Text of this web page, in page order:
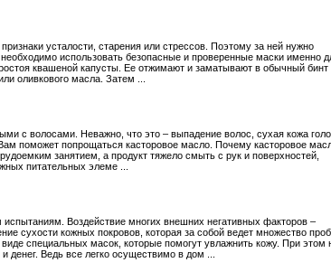
усталости, старения или стрессов. Поэтому за ней нужно
использовать безопасные и проверенные маски именно
квашеной капусты. Ее отжимают и заматывают в обычный бинт
оливкового масла. Затем ...
с волосами. Неважно, что это – выпадение волос, сухая кожа
поможет попрощаться касторовое масло. Почему касторовое
занятием, а продукт тяжело смыть с рук и поверхностей,
питательных элеме ...
Воздействие многих внешних негативных факторов –
сухости кожных покровов, которая за собой ведет множество
специальных масок, которые помогут увлажнить кожу. При этом
денег. Ведь все легко осуществимо в дом ...